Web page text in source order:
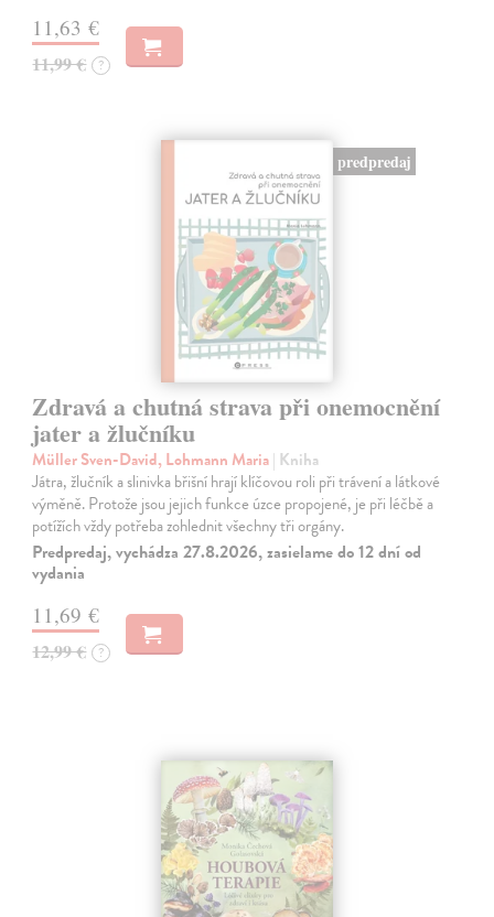
11,63 €
11,99 € ?
predpredaj
Zdravá a chutná strava při onemocnění
jater a žlučníku
Müller Sven-David, Lohmann Maria| Kniha
Játra, žlučník a slinivka břišní hrají klíčovou roli při trávení a látkové
výměně. Protože jsou jejich funkce úzce propojené, je při léčbě a
potížích vždy potřeba zohlednit všechny tři orgány.
Predpredaj, vychádza 27.8.2026, zasielame do 12 dní od
vydania
11,69 €
12,99 € ?